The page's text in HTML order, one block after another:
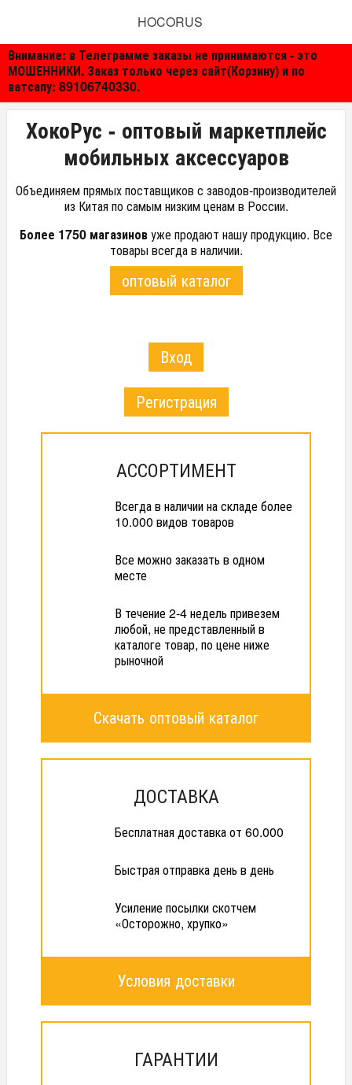
Внимание: в Телеграмме заказы не принимаются - это
МОШЕННИКИ. Заказ только через сайт(Корзину) и по
ватсапу: 89106740330.
HOCORUS
ХокоРус - оптовый маркетплейс
мобильных аксессуаров
Объединяем прямых поставщиков с заводов-производителей
из Китая по самым низким ценам в России.
Более 1750 магазиновуже продают нашу продукцию. Все
товары всегда в наличии.
оптовый каталог
Вход
Регистрация
АССОРТИМЕНТ
Всегда в наличии на складе более
10.000 видов товаров
Все можно заказать в одном
месте
В течение 2-4 недель привезем
любой, не представленный в
каталоге товар, по цене ниже
рыночной
Скачать оптовый каталог
ДОСТАВКА
Бесплатная доставка от 60.000
Быстрая отправка день в день
Усиление посылки скотчем
«Осторожно, хрупко»
Условия доставки
ГАРАНТИИ